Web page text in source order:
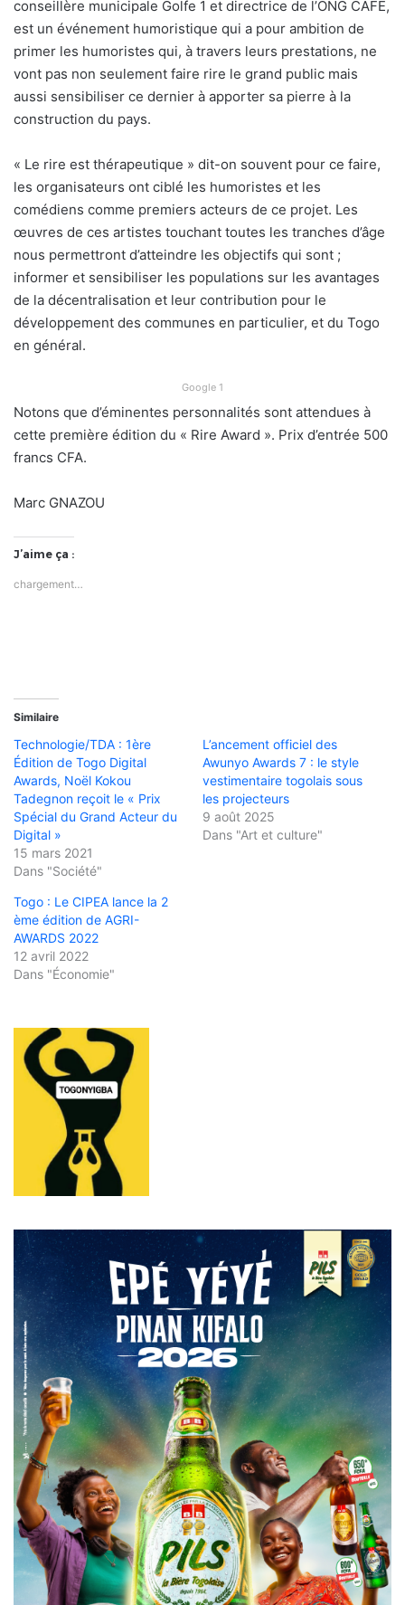
conseillère municipale Golfe 1 et directrice de l’ONG CAFE,
est un événement humoristique qui a pour ambition de
primer les humoristes qui, à travers leurs prestations, ne
vont pas non seulement faire rire le grand public mais
aussi sensibiliser ce dernier à apporter sa pierre à la
construction du pays.
« Le rire est thérapeutique » dit-on souvent pour ce faire,
les organisateurs ont ciblé les humoristes et les
comédiens comme premiers acteurs de ce projet. Les
œuvres de ces artistes touchant toutes les tranches d’âge
nous permettront d’atteindre les objectifs qui sont ;
informer et sensibiliser les populations sur les avantages
de la décentralisation et leur contribution pour le
développement des communes en particulier, et du Togo
en général.
Google 1
Notons que d’éminentes personnalités sont attendues à
cette première édition du « Rire Award ». Prix d’entrée 500
francs CFA.
Marc GNAZOU
J’aime ça :
chargement…
Similaire
Technologie/TDA : 1ère
Édition de Togo Digital
Awards, Noël Kokou
Tadegnon reçoit le « Prix
Spécial du Grand Acteur du
Digital »
15 mars 2021
Dans "Société"
L’ancement officiel des
Awunyo Awards 7 : le style
vestimentaire togolais sous
les projecteurs
9 août 2025
Dans "Art et culture"
Togo : Le CIPEA lance la 2
ème édition de AGRI-
AWARDS 2022
12 avril 2022
Dans "Économie"